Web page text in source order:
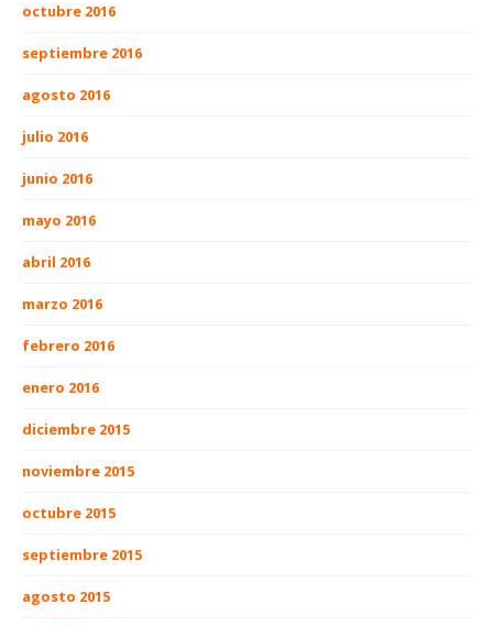
octubre 2016
septiembre 2016
agosto 2016
julio 2016
junio 2016
mayo 2016
abril 2016
marzo 2016
febrero 2016
enero 2016
diciembre 2015
noviembre 2015
octubre 2015
septiembre 2015
agosto 2015